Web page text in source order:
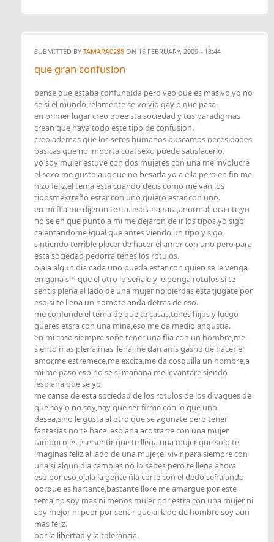
SUBMITTED BY TAMARA0288 ON 16 FEBRUARY, 2009 - 13:44
que gran confusion
pense que estaba confundida pero veo que es masivo,yo no
se si el mundo relamente se volvio gay o que pasa.
en primer lugar creo quee sta sociedad y tus paradigmas
crean que haya todo este tipo de confusion.
creo ademas que los seres humanos buscamos necesidades
basicas que no importa cual sexo puede satisfacerlo.
yo soy mujer estuve con dos mujeres con una me involucre
el sexo me gusto auqnue no besarla yo a ella pero en fin me
hizo feliz,el tema esta cuando decis como me van los
tiposmextraño estar con uno quiero estar con uno.
en mi flia me dijeron torta.lesbiana,rara,anormal,loca etc,yo
no se en que punto a mi me dejaron de ir los tipos,yo sigo
calentandome igual que antes viendo un tipo y sigo
sintiendo terrible placer de hacer el amor con uno pero para
esta sociedad pedorra tenes los rotulos.
ojala algun dia cada uno pueda estar con quien se le venga
en gana sin que el otro lo señale y le ponga rotulos,si te
sentis plena al lado de una mujer no pierdas estar,jugate por
eso,si te llena un hombte anda detras de eso.
me confunde el tema de que te casas,tenes hijos y luego
queres etsra con una mina,eso me da medio angustia.
en mi caso siempre soñe tener una flia con un hombre,me
siento mas plena,mas llena,me dan ams gasnd de hacer el
amor,me estremece,me excita,me da cosquilla un hombre,a
mi me paso eso,no se si mañana me levantare siendo
lesbiana que se yo.
me canse de esta sociedad de los rotulos de los divagues de
que soy o no soy,hay que ser firme con lo que uno
desea,sino le gusta al otro que se agunate pero tener
fantasias no te hace lesbiana,acostarte con una mujer
tampoco,es ese sentir que te llena una mujer que solo te
imaginas feliz al lado de una mujer,el vivir para siempre con
una si algun dia cambias no lo sabes pero te llena ahora
eso.por eso ojala la gente ñla corte con el dedo señalando
porque es hartante,bastante llore me amargue por este
tema,no soy mas ni menos mujer por estra con una mujer ni
soy mejor ni peor por sentir que al lado de hombre soy aun
mas feliz.
por la libertad y la tolerancia.